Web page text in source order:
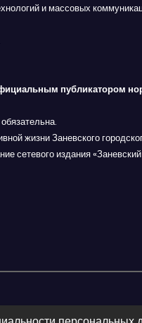
и массовых
публикатором
жизни Заневского
издания